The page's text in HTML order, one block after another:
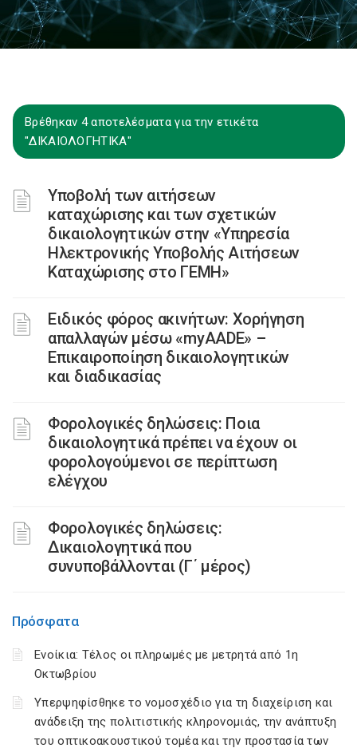
Βρέθηκαν 4 αποτελέσματα για την ετικέτα
"ΔΙΚΑΙΟΛΟΓΗΤΙΚΑ"
Υποβολή των αιτήσεων
καταχώρισης και των σχετικών
δικαιολογητικών στην «Υπηρεσία
Ηλεκτρονικής Υποβολής Αιτήσεων
Καταχώρισης στο ΓΕΜΗ»
Ειδικός φόρος ακινήτων: Χορήγηση
απαλλαγών μέσω «myAADE» –
Επικαιροποίηση δικαιολογητικών
και διαδικασίας
Φορολογικές δηλώσεις: Ποια
δικαιολογητικά πρέπει να έχουν οι
φορολογούμενοι σε περίπτωση
ελέγχου
Φορολογικές δηλώσεις:
Δικαιολογητικά που
συνυποβάλλονται (Γ΄ μέρος)
Πρόσφατα
Ενοίκια: Τέλος οι πληρωμές με μετρητά από 1η
Οκτωβρίου
Υπερψηφίσθηκε το νομοσχέδιο για τη διαχείριση και
ανάδειξη της πολιτιστικής κληρονομιάς, την ανάπτυξη
του οπτικοακουστικού τομέα και την προστασία των